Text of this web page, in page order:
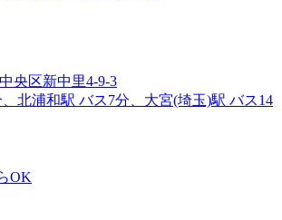
央区新中里4-9-3
北浦和駅 バス7分、大宮(埼玉)駅 バス14
OK